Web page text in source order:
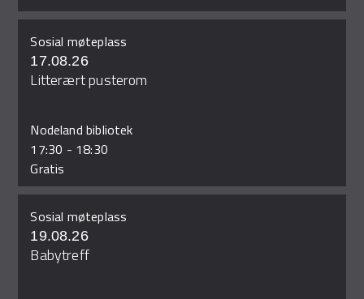
Sosial møteplass
17.08.26
Litterært pusterom
Nodeland bibliotek
17:30 - 18:30
Gratis
Sosial møteplass
19.08.26
Babytreff